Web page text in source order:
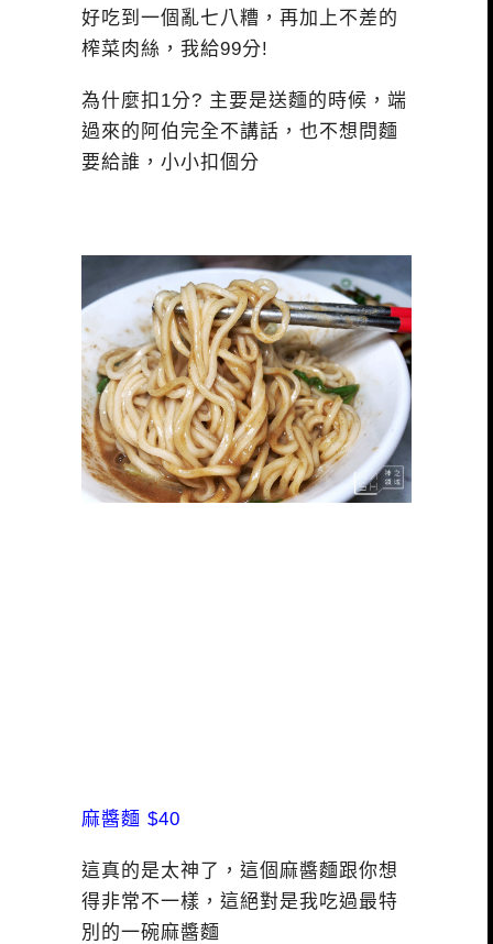
好吃到一個亂七八糟，再加上不差的
榨菜肉絲，我給99分!
為什麼扣1分? 主要是送麵的時候，端
過來的阿伯完全不講話，也不想問麵
要給誰，小小扣個分
麻醬麵 $40
這真的是太神了，這個麻醬麵跟你想
得非常不一樣，這絕對是我吃過最特
別的一碗麻醬麵